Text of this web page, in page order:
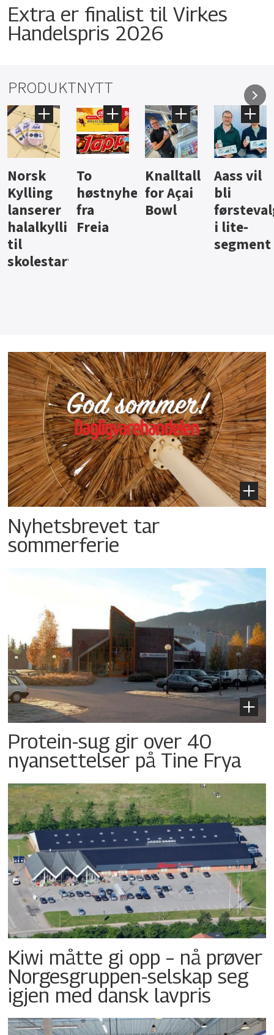
Extra er finalist til Virkes
Handelspris 2026
PRODUKTNYTT
Knalltall
for Açai
Bowl
Aass vil
bli
førstevalg
i lite-
Brus og
jus fra
Berentsen
Hard
iste fra
Hansa
Nyhetsbrevet tar
sommerferie
Protein-sug gir over 40
nyansettelser på Tine Frya
Kiwi måtte gi opp – nå prøver
Norgesgruppen-selskap seg
igjen med dansk lavpris